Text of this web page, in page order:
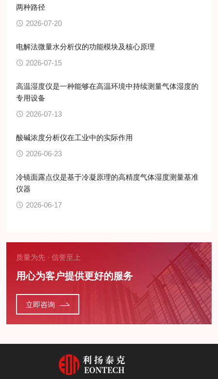
两种路径
2026-07-20
电解法微量水分析仪的功能模块及核心原理
2026-07-15
高温湿度仪是一种能够在高温环境中持续测量气体湿度的
专用设备
2026-07-13
酸碱浓度分析仪在工业中的实际作用
2026-06-23
冷镜面露点仪是基于冷凝原理的高精度气体湿度测量基准
仪器
2026-06-17
质量为先 · 信誉至上
用心为客户提供更好的服务
立即咨询